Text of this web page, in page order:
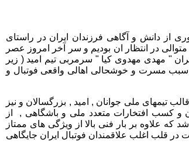
از دانش و آگاهی فرزندان ایران در راستای
در انتظار ان بودیم و سر آخر امروز عصر
شایسته ایران " مهدی مهدوی کیا " سرمربی تیم امید ( زیر
سبب مسرت و خوشحالی اهالی واقعی فوتبال و
حضور موفق در قالب تیمهای ملی جوانان , امید , بزرگسالان و نیز
و کسب افتخارات متعدد ملی و باشگاهی , از
علاوه بر بار فنی بالا از ویژگی های ممتاز
در قلب اغلب علاقمندان فوتبال ایران جایگاهی